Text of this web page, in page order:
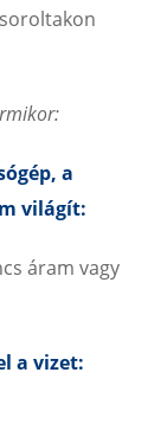
a
világít:
áram vagy
a vizet: